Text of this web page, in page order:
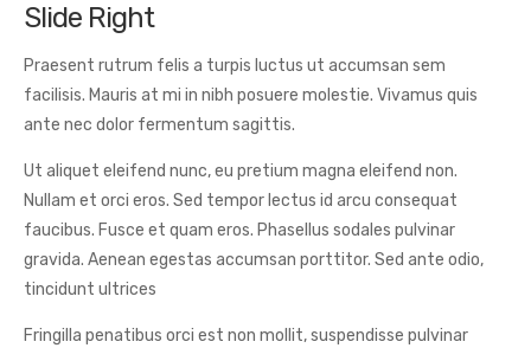
Slide Right
Praesent rutrum felis a turpis luctus ut accumsan sem
facilisis. Mauris at mi in nibh posuere molestie. Vivamus quis
ante nec dolor fermentum sagittis.
Ut aliquet eleifend nunc, eu pretium magna eleifend non.
Nullam et orci eros. Sed tempor lectus id arcu consequat
faucibus. Fusce et quam eros. Phasellus sodales pulvinar
gravida. Aenean egestas accumsan porttitor. Sed ante odio,
tincidunt ultrices
Fringilla penatibus orci est non mollit, suspendisse pulvinar